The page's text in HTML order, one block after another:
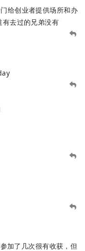
给创业者提供场所和办
去过的兄弟没有
加了几次很有收获，但